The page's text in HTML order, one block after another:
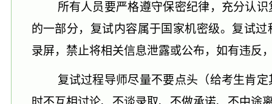
所有人员要严格遵守保密纪律，充分认
的一部分，复试内容属于国家机密级。复试
录屏，禁止将相关信息泄露或公布，如有违反
复试过程导师尽量不要点头（给考生肯